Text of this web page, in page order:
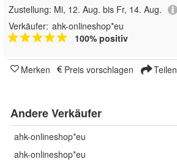
Zustellung: Mi, 12. Aug. bis Fr, 14. Aug.
Verkäufer: ahk-onlineshop*eu
100% positiv
Merken Preis vorschlagen Teilen
Andere Verkäufer
ahk-onlineshop*eu
ahk-onlineshop*eu